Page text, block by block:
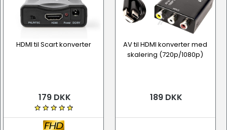
HDMI til Scart konverter
179 DKK
AV til HDMI konverter med
skalering (720p/1080p)
189 DKK